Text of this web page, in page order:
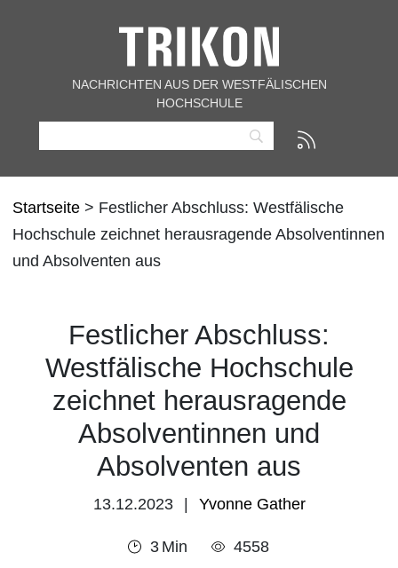
NACHRICHTEN AUS DER WESTFÄLISCHEN
HOCHSCHULE
Startseite > Festlicher Abschluss: Westfälische
Hochschule zeichnet herausragende Absolventinnen
und Absolventen aus
Festlicher Abschluss:
Westfälische Hochschule
zeichnet herausragende
Absolventinnen und
Absolventen aus
13.12.2023 Yvonne Gather
3 Min 4558